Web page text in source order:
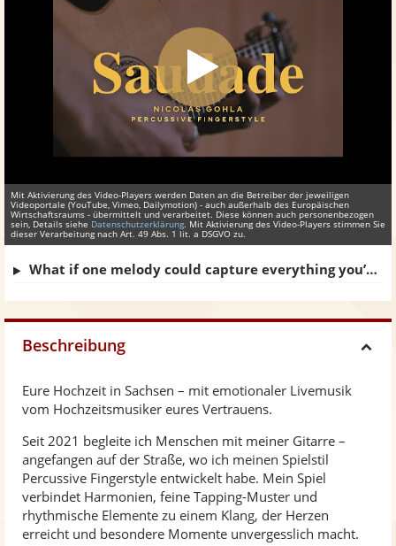
Mit Aktivierung des Video-Players werden Daten an die Betreiber der jeweiligen
Videoportale (YouTube, Vimeo, Dailymotion) - auch außerhalb des Europäischen
Wirtschaftsraums - übermittelt und verarbeitet. Diese können auch personenbezogen
sein, Details siehe Datenschutzerklärung. Mit Aktivierung des Video-Players stimmen Sie
dieser Verarbeitung nach Art. 49 Abs. 1 lit. a DSGVO zu.
What if one melody could capture everything you’ve been missing? – Saudade | Official Music Video
Beschreibung
Eure Hochzeit in Sachsen – mit emotionaler Livemusik
vom Hochzeitsmusiker eures Vertrauens.
Seit 2021 begleite ich Menschen mit meiner Gitarre –
angefangen auf der Straße, wo ich meinen Spielstil
Percussive Fingerstyle entwickelt habe. Mein Spiel
verbindet Harmonien, feine Tapping-Muster und
rhythmische Elemente zu einem Klang, der Herzen
erreicht und besondere Momente unvergesslich macht.